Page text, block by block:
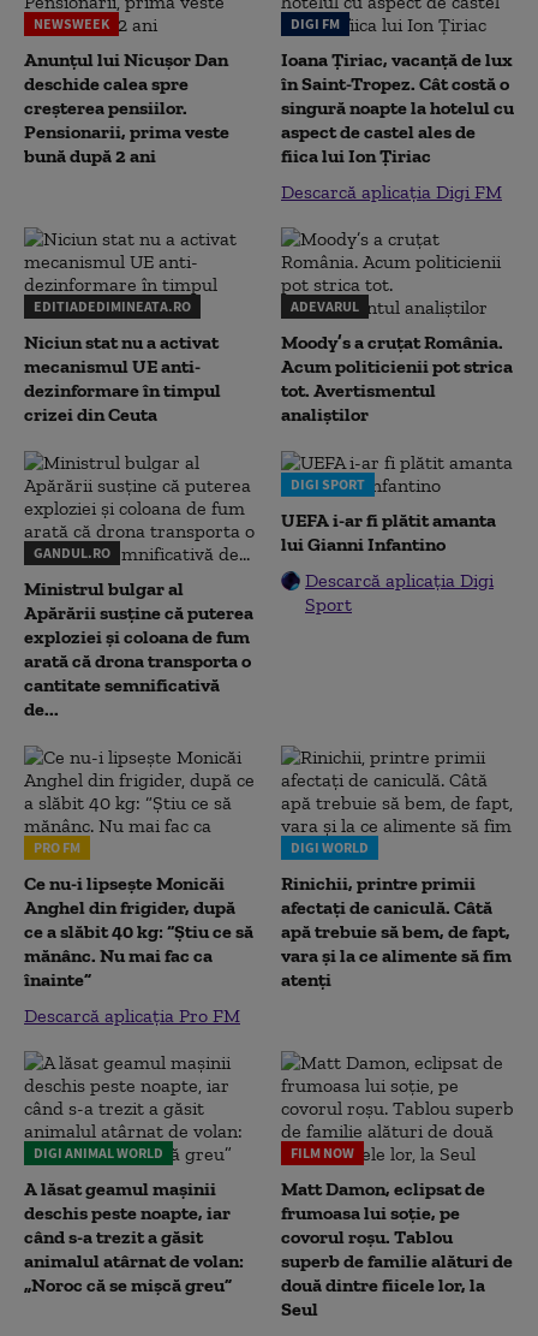
NEWSWEEK
Anunțul lui Nicușor Dan
deschide calea spre
creșterea pensiilor.
Pensionarii, prima veste
bună după 2 ani
DIGI FM
Ioana Țiriac, vacanță de lux
în Saint-Tropez. Cât costă o
singură noapte la hotelul cu
aspect de castel ales de
fiica lui Ion Țiriac
Descarcă aplicația Digi FM
EDITIADEDIMINEATA.RO
Niciun stat nu a activat
mecanismul UE anti-
dezinformare în timpul
crizei din Ceuta
ADEVARUL
Moody’s a cruțat România.
Acum politicienii pot strica
tot. Avertismentul
analiștilor
GANDUL.RO
Ministrul bulgar al
Apărării susține că puterea
exploziei și coloana de fum
arată că drona transporta o
cantitate semnificativă
de...
DIGI SPORT
UEFA i-ar fi plătit amanta
lui Gianni Infantino
Descarcă aplicația Digi
Sport
PRO FM
Ce nu-i lipsește Monicăi
Anghel din frigider, după
ce a slăbit 40 kg: “Știu ce să
mănânc. Nu mai fac ca
înainte”
Descarcă aplicația Pro FM
DIGI WORLD
Rinichii, printre primii
afectați de caniculă. Câtă
apă trebuie să bem, de fapt,
vara și la ce alimente să fim
atenți
DIGI ANIMAL WORLD
A lăsat geamul mașinii
deschis peste noapte, iar
când s-a trezit a găsit
animalul atârnat de volan:
„Noroc că se mișcă greu”
FILM NOW
Matt Damon, eclipsat de
frumoasa lui soție, pe
covorul roșu. Tablou
superb de familie alături de
două dintre fiicele lor, la
Seul